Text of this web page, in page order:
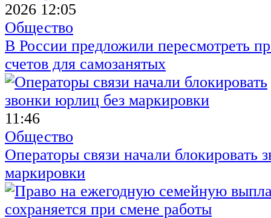
2026 12:05
Общество
В России предложили пересмотреть
счетов для самозанятых
11:46
Общество
Операторы связи начали блокировать
маркировки